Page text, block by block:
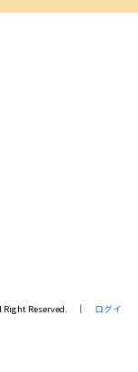
Right Reserved. │
ログイ